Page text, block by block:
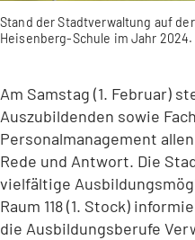
Stand der Stadtverwaltung auf
Heisenberg-Schule im Jahr 2024.
Am Samstag (1. Februar)
Auszubildenden sowie
Personalmanagement
Rede und Antwort. Die
vielfältige
Raum 118 (1. Stock)
die Ausbildungsberufe